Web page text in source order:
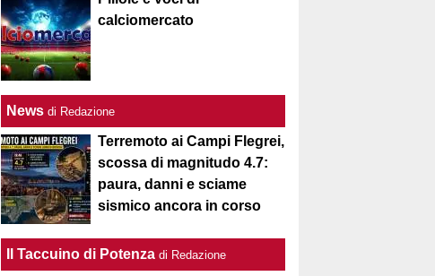
calciomercato
News di Redazione
Terremoto ai Campi Flegrei,
scossa di magnitudo 4.7:
paura, danni e sciame
sismico ancora in corso
Il Taccuino di Potenza di Redazione